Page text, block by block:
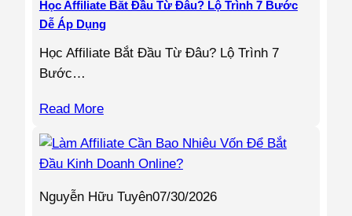
Học Affiliate Bắt Đầu Từ Đâu? Lộ Trình 7 Bước
Dễ Áp Dụng
Học Affiliate Bắt Đầu Từ Đâu? Lộ Trình 7
Bước…
Read More
Nguyễn Hữu Tuyên07/30/2026